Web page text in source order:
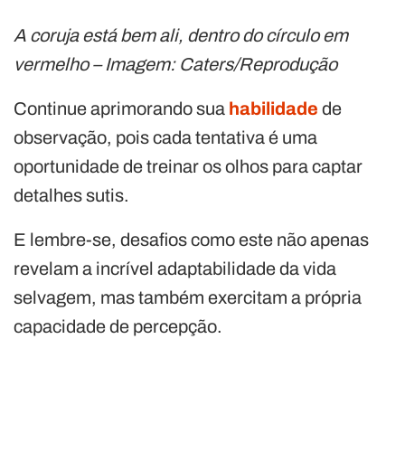
A coruja está bem ali, dentro do círculo em
vermelho – Imagem: Caters/Reprodução
Continue aprimorando sua habilidade de
observação, pois cada tentativa é uma
oportunidade de treinar os olhos para captar
detalhes sutis.
E lembre-se, desafios como este não apenas
revelam a incrível adaptabilidade da vida
selvagem, mas também exercitam a própria
capacidade de percepção.